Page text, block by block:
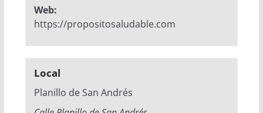
Web:
https://propositosaludable.com
Local
Planillo de San Andrés